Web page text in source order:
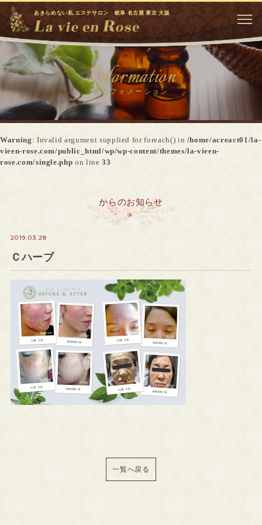
あきらめない私 エステサロン 岐阜 名古屋 東京 大阪
Information
インフォメーション
Warning : Invalid argument supplied for foreach() in /home/acreact01/la-
vieen-rose.com/public_html/wp/wp-content/themes/la-vieen-
rose.com/single.php on line33
からのお知らせ
2019.03.28
Ｃハーブ
一覧へ戻る